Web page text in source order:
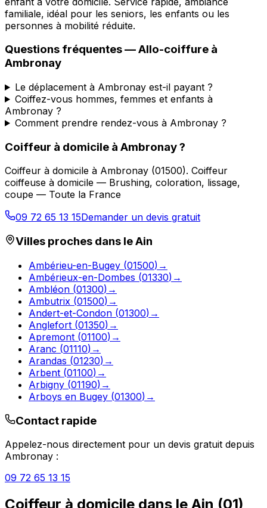
familiale, idéal pour les seniors, les enfants ou les
personnes à mobilité réduite.
Questions fréquentes —Allo-coiffure à
Ambronay
Le déplacement à Ambronay est-il payant ?
Coiffez-vous hommes, femmes et enfants à
Ambronay ?
Comment prendre rendez-vous à Ambronay ?
Coiffeur à domicile à Ambronay?
Coiffeur à domicile à Ambronay (01500). Coiffeur
coiffeuse à domicile — Brushing, coloration, lissage,
coupe — Toute la France
09 72 65 13 15Demander un devis gratuit
Villes proches dans leAin
Ambérieu-en-Bugey (01500) →
Ambérieux-en-Dombes (01330) →
Ambléon (01300) →
Ambutrix (01500) →
Andert-et-Condon (01300) →
Anglefort (01350) →
Apremont (01100) →
Aranc (01110) →
Arandas (01230) →
Arbent (01100) →
Arbigny (01190) →
Arboys en Bugey (01300) →
Contact rapide
Appelez-nous directement pour un devis gratuit depuis
Ambronay :
09 72 65 13 15
Coiffeur à domicile dans le Ain (01)